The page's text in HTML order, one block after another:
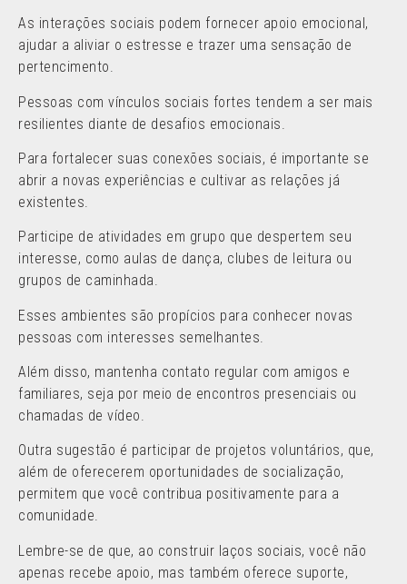
As interações sociais podem fornecer apoio emocional,
ajudar a aliviar o estresse e trazer uma sensação de
pertencimento.
Pessoas com vínculos sociais fortes tendem a ser mais
resilientes diante de desafios emocionais.
Para fortalecer suas conexões sociais, é importante se
abrir a novas experiências e cultivar as relações já
existentes.
Participe de atividades em grupo que despertem seu
interesse, como aulas de dança, clubes de leitura ou
grupos de caminhada.
Esses ambientes são propícios para conhecer novas
pessoas com interesses semelhantes.
Além disso, mantenha contato regular com amigos e
familiares, seja por meio de encontros presenciais ou
chamadas de vídeo.
Outra sugestão é participar de projetos voluntários, que,
além de oferecerem oportunidades de socialização,
permitem que você contribua positivamente para a
comunidade.
Lembre-se de que, ao construir laços sociais, você não
apenas recebe apoio, mas também oferece suporte,